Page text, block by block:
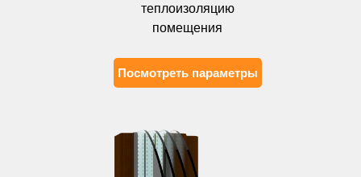
теплоизоляцию
помещения
Посмотреть параметры